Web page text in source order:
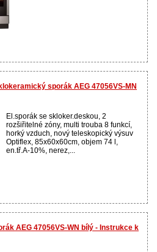
sporák AEG 47056VS-MN
El.sporák se skloker.deskou, 2
rozšiřitelné zóny, multi trouba 8 funkcí,
horký vzduch, nový teleskopický výsuv
Optiflex, 85x60x60cm, objem 74 l,
en.tř.A-10%, nerez,...
AEG 47056VS-WN bílý - Instrukce k